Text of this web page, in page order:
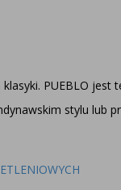
PUEBLO jest
stylu lub